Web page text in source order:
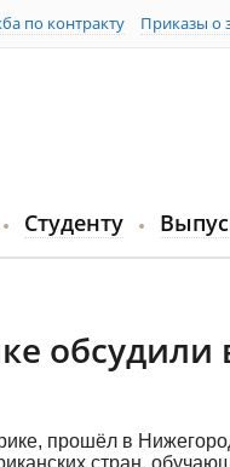
по контракту Приказы о
Студенту
обсудили
прошёл в
стран,